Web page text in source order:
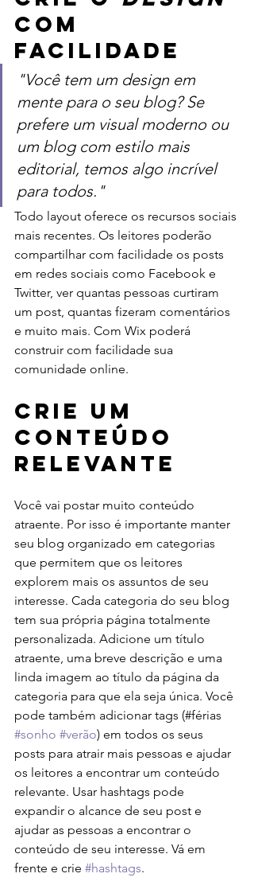
com
facilidade
"Você tem um design em
mente para o seu blog? Se
prefere um visual moderno ou
um blog com estilo mais
editorial, temos algo incrível
para todos."
Todo layout oferece os recursos sociais
mais recentes. Os leitores poderão
compartilhar com facilidade os posts
em redes sociais como Facebook e
Twitter, ver quantas pessoas curtiram
um post, quantas fizeram comentários
e muito mais. Com Wix poderá
construir com facilidade sua
comunidade online.
Crie um
Conteúdo
Relevante
Você vai postar muito conteúdo
atraente. Por isso é importante manter
seu blog organizado em categorias
que permitem que os leitores
explorem mais os assuntos de seu
interesse. Cada categoria do seu blog
tem sua própria página totalmente
personalizada. Adicione um título
atraente, uma breve descrição e uma
linda imagem ao título da página da
categoria para que ela seja única. Você
pode também adicionar tags (#férias
#sonho #verão) em todos os seus
posts para atrair mais pessoas e ajudar
os leitores a encontrar um conteúdo
relevante. Usar hashtags pode
expandir o alcance de seu post e
ajudar as pessoas a encontrar o
conteúdo de seu interesse. Vá em
frente e crie #hashtags.